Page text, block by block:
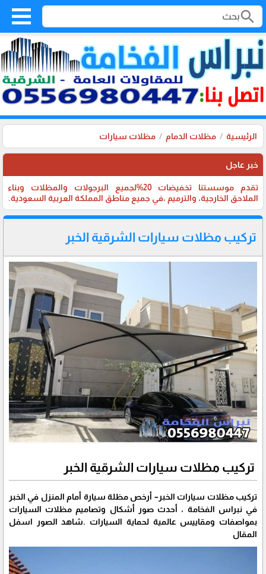
search
الرئيسية مظلات الدمام مظلات سيارات
خبر عاجل
تقدم موسستنا تخفيضات 20%لجميع البرجولات والمظلات وبناء
الملاحق الخارجية، والترميم ،في جميع مناطق المملكة العربية السعودية.
تركيب مظلات سيارات الشرقية الخبر
تركيب مظلات سيارات الشرقية الخبر
تركيب مظلات سيارات الخبر– أرخص مظلة سيارة أمام المنزل في الخبر
في نبراس الفخامة ، أحدث صور أشكال وتصاميم مظلات السيارات
بمواصفات ومقاييس عالمية لحماية السيارات .شاهد الصور اسفل
المقال